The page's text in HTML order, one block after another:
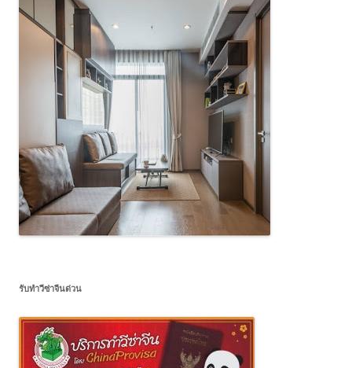
รับทำวีซ่าจีนด่วน